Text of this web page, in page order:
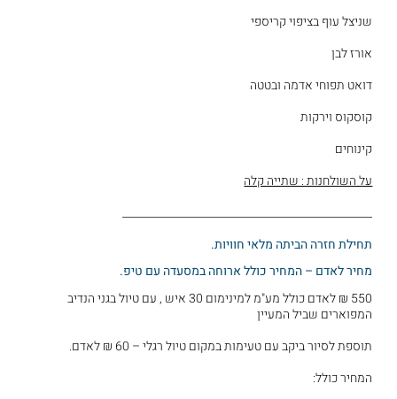
שניצל עוף בציפוי קריספי
אורז לבן
דואט תפוחי אדמה ובטטה
קוסקוס וירקות
קינוחים
על השולחנות : שתייה קלה
_______________________________________________
תחילת חזרה הביתה מלאי חוויות.
מחיר לאדם – המחיר כולל ארוחה במסעדה עם טיפ.
550 ₪ לאדם כולל מע"מ למינימום 30 איש , עם טיול בגני הנדיב
המפוארים שביל המעיין
תוספת לסיור ביקב עם טעימות במקום טיול רגלי – 60 ₪ לאדם.
המחיר כולל: